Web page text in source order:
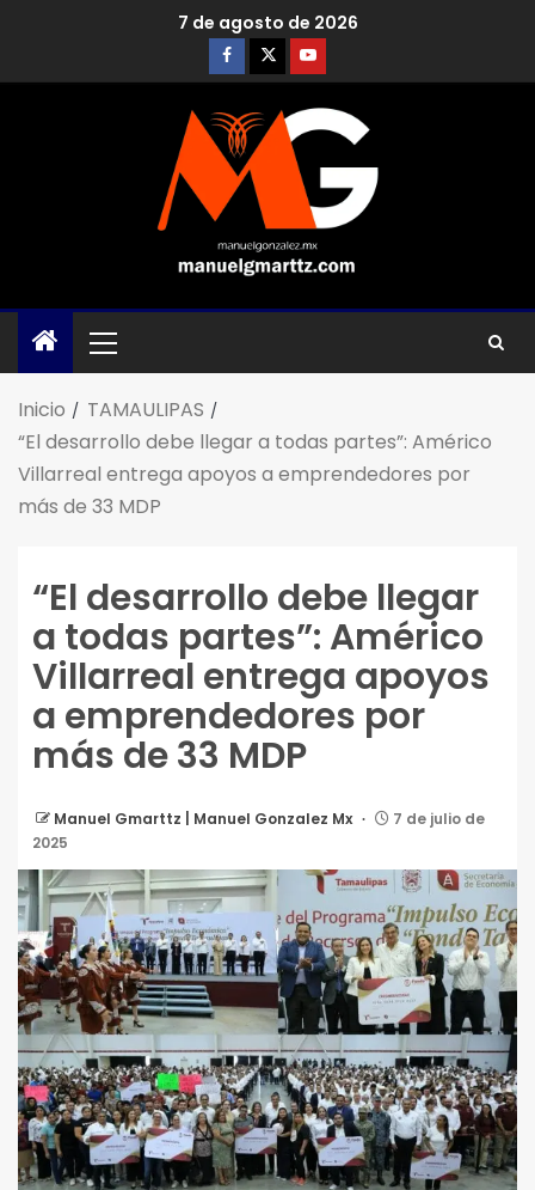
7 de agosto de 2026
Inicio
TAMAULIPAS
“El desarrollo debe llegar a todas partes”: Américo
Villarreal entrega apoyos a emprendedores por
más de 33 MDP
“El desarrollo debe llegar
a todas partes”: Américo
Villarreal entrega apoyos
a emprendedores por
más de 33 MDP
Manuel Gmarttz | Manuel Gonzalez Mx
7 de julio de
2025